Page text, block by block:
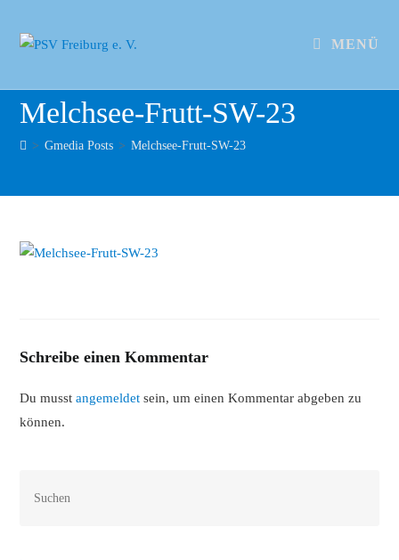
MENÜ
Melchsee-Frutt-SW-23
> Gmedia Posts > Melchsee-Frutt-SW-23
Schreibe einen Kommentar
Du musstangemeldet sein, um einen Kommentar abgeben zu
können.